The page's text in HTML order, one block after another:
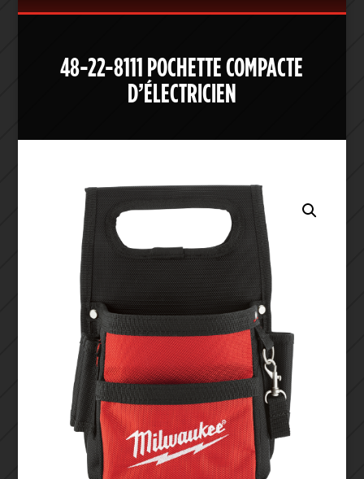
48-22-8111 POCHETTE COMPACTE
D’ÉLECTRICIEN